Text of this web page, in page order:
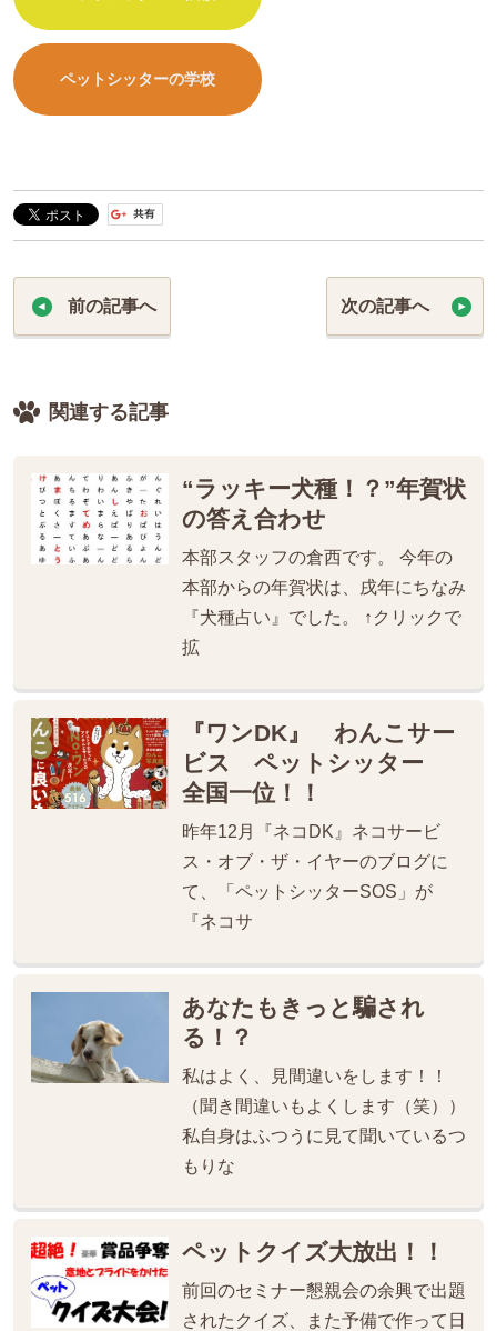
ペットシッターの学校
前の記事へ 次の記事へ
関連する記事
“ラッキー犬種！？”年賀状
の答え合わせ
本部スタッフの倉西です。 今年の
本部からの年賀状は、戌年にちなみ
『犬種占い』でした。 ↑クリックで
拡
『ワンDK』 わんこサー
ビス ペットシッター
全国一位！！
昨年12月『ネコDK』ネコサービ
ス・オブ・ザ・イヤーのブログに
て、「ペットシッターSOS」が
『ネコサ
あなたもきっと騙され
る！？
私はよく、見間違いをします！！
（聞き間違いもよくします（笑））
私自身はふつうに見て聞いているつ
もりな
ペットクイズ大放出！！
前回のセミナー懇親会の余興で出題
されたクイズ、また予備で作って日